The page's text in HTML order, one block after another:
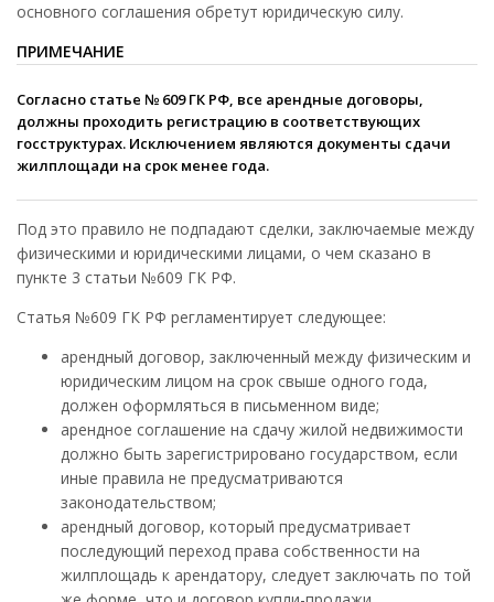
основного соглашения обретут юридическую силу.
ПРИМЕЧАНИЕ
Согласно статье № 609 ГК РФ, все арендные договоры,
должны проходить регистрацию в соответствующих
госструктурах. Исключением являются документы сдачи
жилплощади на срок менее года.
Под это правило не подпадают сделки, заключаемые между
физическими и юридическими лицами, о чем сказано в
пункте 3 статьи №609 ГК РФ.
Статья №609 ГК РФ регламентирует следующее:
арендный договор, заключенный между физическим и
юридическим лицом на срок свыше одного года,
должен оформляться в письменном виде;
арендное соглашение на сдачу жилой недвижимости
должно быть зарегистрировано государством, если
иные правила не предусматриваются
законодательством;
арендный договор, который предусматривает
последующий переход права собственности на
жилплощадь к арендатору, следует заключать по той